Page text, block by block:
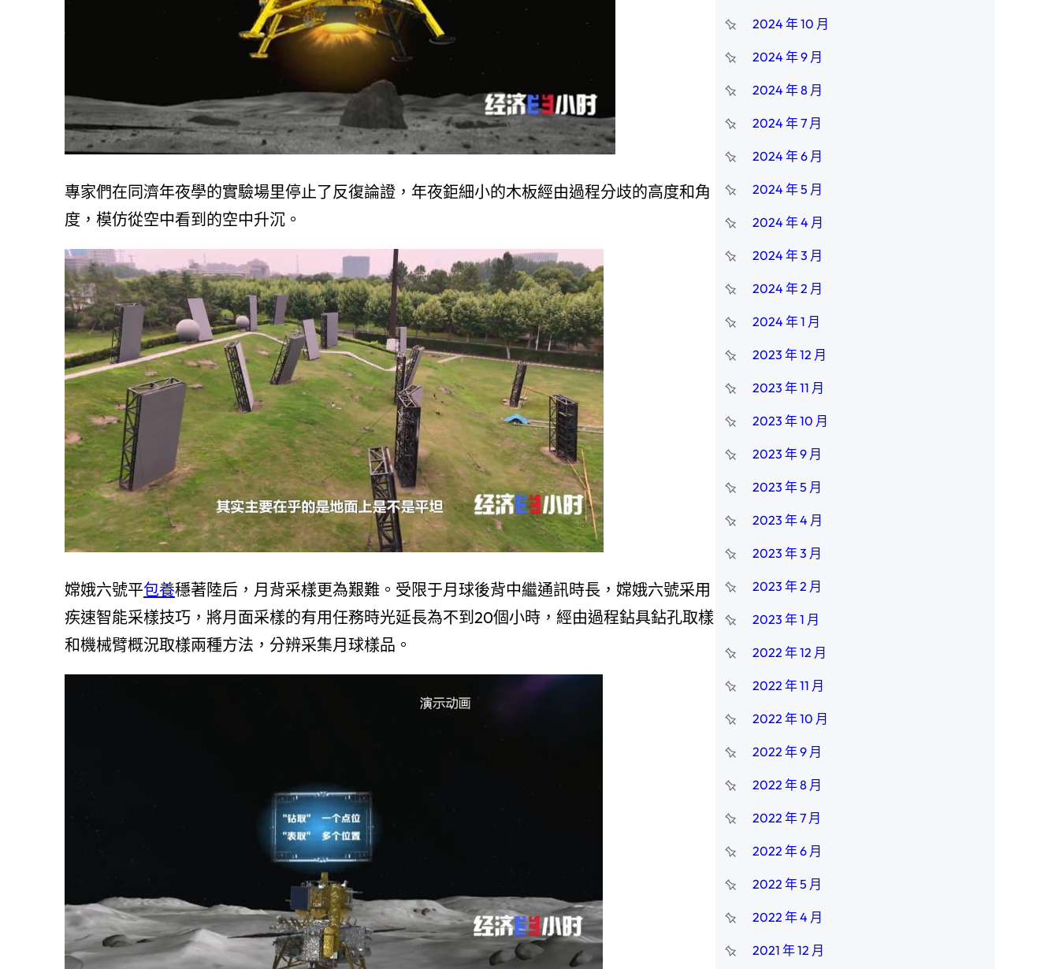
專家們在同濟年夜學的實驗場里停止了反復論證，年夜鉅細小的木板經由過程分歧的高度和角
度，模仿從空中看到的空中升沉。
嫦娥六號平包養穩著陸后，月背采樣更為艱難。受限于月球後背中繼通訊時長，嫦娥六號采用
疾速智能采樣技巧，將月面采樣的有用任務時光延長為不到20個小時，經由過程鉆具鉆孔取樣
和機械臂概況取樣兩種方法，分辨采集月球樣品。
2024 年 10 月
2024 年 9 月
2024 年 8 月
2024 年 7 月
2024 年 6 月
2024 年 5 月
2024 年 4 月
2024 年 3 月
2024 年 2 月
2024 年 1 月
2023 年 12 月
2023 年 11 月
2023 年 10 月
2023 年 9 月
2023 年 5 月
2023 年 4 月
2023 年 3 月
2023 年 2 月
2023 年 1 月
2022 年 12 月
2022 年 11 月
2022 年 10 月
2022 年 9 月
2022 年 8 月
2022 年 7 月
2022 年 6 月
2022 年 5 月
2022 年 4 月
2021 年 12 月